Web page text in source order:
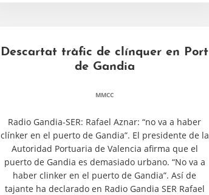
Descartat tràfic de clínquer en Port
de Gandia
MMCC
Radio Gandia-SER: Rafael Aznar: “no va a haber
clínker en el puerto de Gandia”. El presidente de la
Autoridad Portuaria de Valencia afirma que el
puerto de Gandia es demasiado urbano. “No va a
haber clinker en el puerto de Gandia”. Así de
tajante ha declarado en Radio Gandia SER Rafael